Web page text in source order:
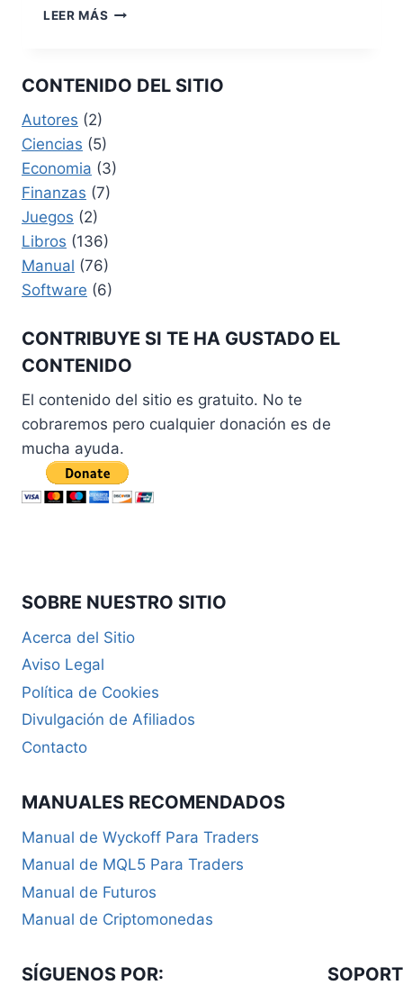
LEER MÁS PSICOLOGÍA
DE
CONTENIDO DEL SITIO
Autores (2)
Ciencias (5)
Economia (3)
Finanzas (7)
Juegos (2)
Libros (136)
Manual (76)
Software (6)
CONTRIBUYE SI TE HA GUSTADO EL
CONTENIDO
El contenido del sitio es gratuito. No te
cobraremos pero cualquier donación es de
mucha ayuda.
SOBRE NUESTRO SITIO
Acerca del Sitio
Aviso Legal
Política de Cookies
Divulgación de Afiliados
Contacto
MANUALES RECOMENDADOS
Manual de Wyckoff Para Traders
Manual de MQL5 Para Traders
Manual de Futuros
Manual de Criptomonedas
SÍGUENOS POR: